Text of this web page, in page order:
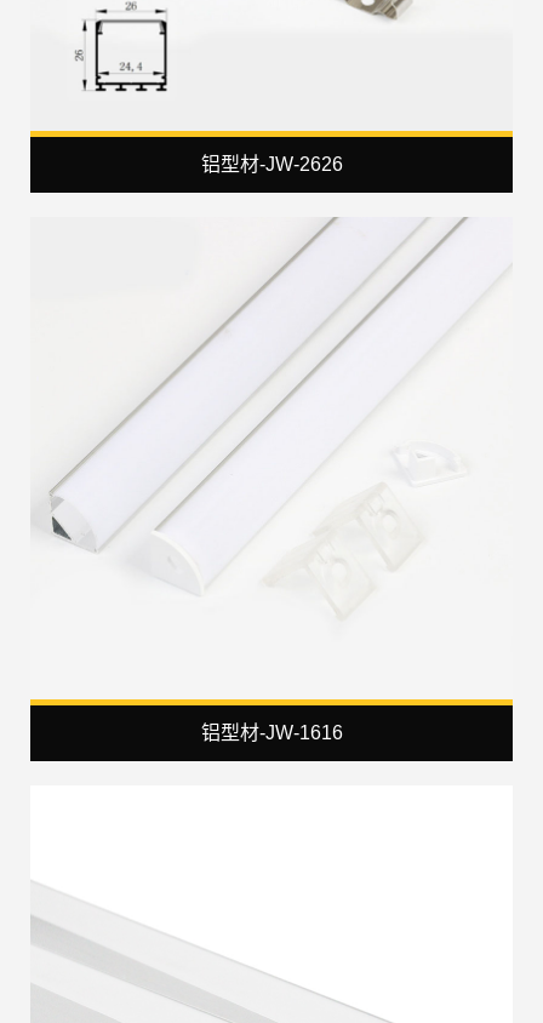
铝型材-JW-2626
铝型材-JW-1616